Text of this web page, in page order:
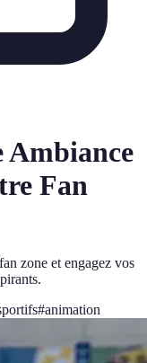
Ambiance
Fan
zone et engagez vos
#animation